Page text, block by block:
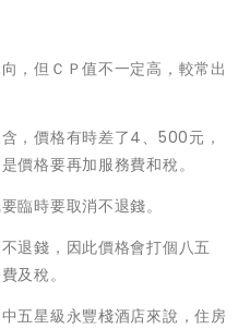
，但ＣＰ值不一定高，較常出
，價格有時差了4、500元，
價格要再加服務費和稅。
臨時要取消不退錢。
退錢，因此價格會打個八五
及稅。
五星級永豐棧酒店來說，住房